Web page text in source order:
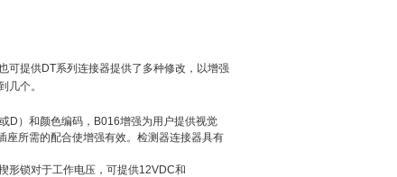
可提供DT系列连接器提供了多种修改，以增强
几个。
D）和颜色编码，B016增强为用户提供视觉
座所需的配合使增强有效。检测器连接器具有
形锁对于工作电压，可提供12VDC和